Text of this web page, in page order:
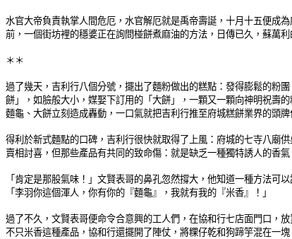
水官大帝負責執掌人間危厄，水官解厄就是禹帝壽誕，十月十五便成
前，一個街坊裡的穩婆正在詢問椪餅煮麻油的方法，日傳已久，蘇萬
＊＊
過了幾天，吉利行八個分號，擺出了麵粉做出的糕點：發得膨鬆的粉
餅」，如臉般大小，媒娶下訂用的「大餅」，一顆又一顆向神明祝壽
麵龜、大餅立刻造成轟動，一口氣就把吉利行推至府城糕餅業界的頭
得利於新式麵點的口碑，吉利行很快就取得了上風：府城的七寺八廟
賣相討喜，但那些產品有共同的致命傷：就是缺乏一種獨特誘人的香氣
「肯定是那股氣味！」文賢表哥的鼻孔忽然撐大，他知道一種方法可
「李羽你這個渾人，你有你的『麵龜』，我就有我的『米香』！」
過了不久，文賢表哥便命令合意興的工人們，在協和行七店面門口，
不只米香這種產品，協和行還擺開了陣仗，將粿仔乾和狗蹄竽混在一